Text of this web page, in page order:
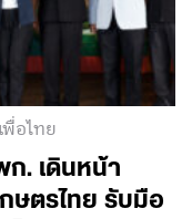
อไทย
ก. เดินหน้า
ษตรไทย รับมือ